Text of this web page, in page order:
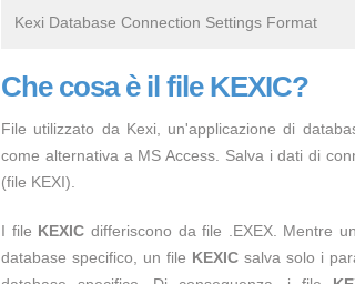
Kexi Database Connection Settings Format
Che cosa è il file KEXIC?
File utilizzato da Kexi, un'applicazione di
come alternativa a MS Access. Salva i dati di
(file KEXI).
I file KEXIC differiscono da file .EXEX. Mentre
database specifico, un file KEXIC salva solo i